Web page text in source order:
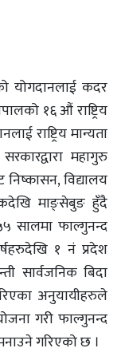
योगदानलाई कदर
१६ औं राष्ट्रिय
राष्ट्रिय मान्यता
महागुरु
विद्यालय
माङ्सेबुङ हुँदै
सालमा फाल्गुनन्द
१ नं प्रदेश
सार्वजनिक बिदा
अनुयायीहरुले
गरी फाल्गुनन्द
गरिएको छ ।